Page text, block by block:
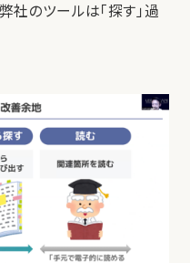
社のツールは「探す」過